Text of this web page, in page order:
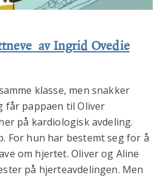
av Ingrid Ovedie
klasse, men snakker
får pappaen til Oliver
på kardiologisk avdeling.
For hun har bestemt seg for å
om hjertet. Oliver og Aline
på hjerteavdelingen. Men